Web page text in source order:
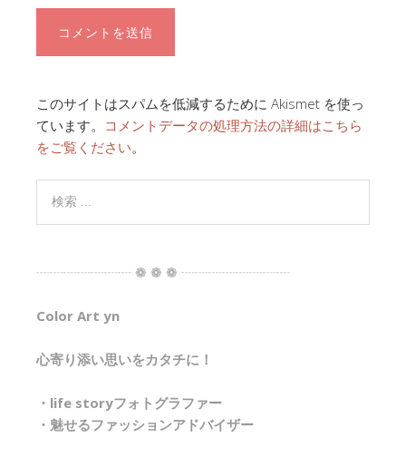
このサイトはスパムを低減するために Akismet を使っ
ています。 コメントデータの処理方法の詳細はこちら
をご覧ください。
┈┈┈┈┈┈┈ ❁ ❁ ❁ ┈┈┈┈┈┈┈┈
Color Art yn
心寄り添い思いをカタチに！
・life storyフォトグラファー
・魅せるファッションアドバイザー